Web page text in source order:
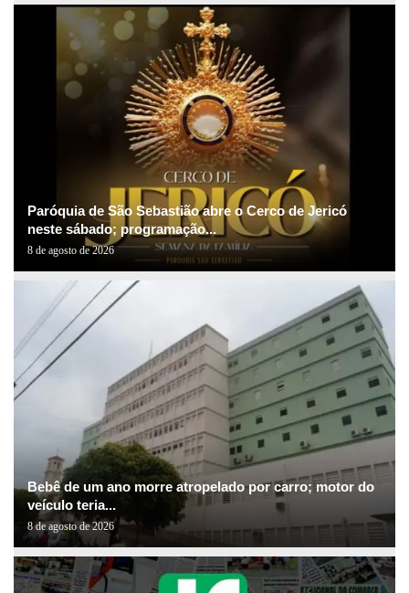
Paróquia de São Sebastião abre o Cerco de Jericó
neste sábado; programação...
8 de agosto de 2026
Bebê de um ano morre atropelado por carro; motor do
veículo teria...
8 de agosto de 2026